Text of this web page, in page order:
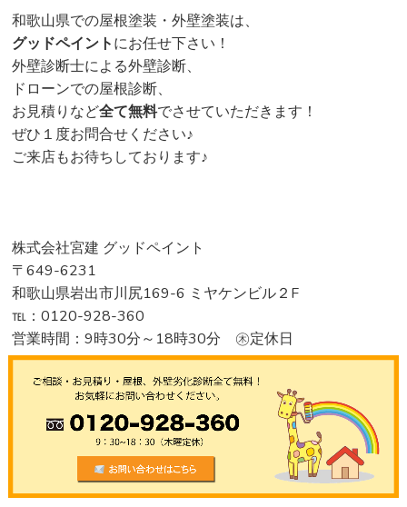
和歌山県での屋根塗装・外壁塗装は、
グッドペイントにお任せ下さい！
外壁診断士による外壁診断、
ドローンでの屋根診断、
お見積りなど全て無料でさせていただきます！
ぜひ１度お問合せください♪
ご来店もお待ちしております♪
株式会社宮建 グッドペイント
〒649-6231
和歌山県岩出市川尻169-6 ミヤケンビル２F
℡：0120-928-360
営業時間：9時30分～18時30分 ㊍定休日